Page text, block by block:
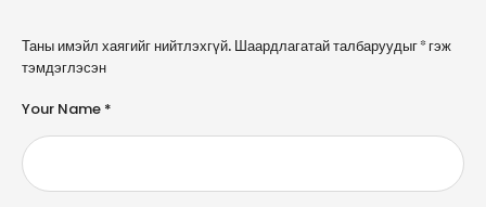
Таны имэйл хаягийг нийтлэхгүй. Шаардлагатай талбаруудыг*гэж
тэмдэглэсэн
Your Name *
A
l
e
n
a
ti